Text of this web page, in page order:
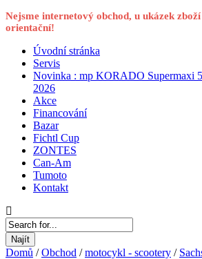
Nejsme internetový obchod, u ukázek
orientační!
Úvodní stránka
Servis
Novinka : mp KORADO Supermaxi
2026
Akce
Financování
Bazar
Fichtl Cup
ZONTES
Can-Am
Tumoto
Kontakt
Najít
Domů / Obchod / motocykl - scootery /